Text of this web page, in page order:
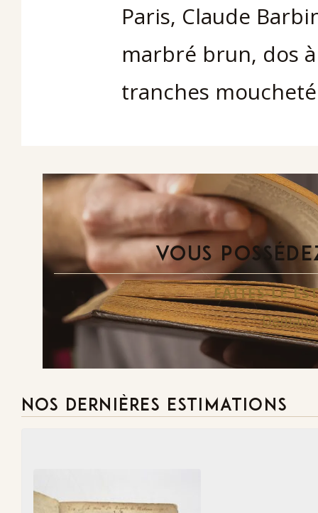
Paris, Claude
marbré brun, dos
tranches
VOUS
FAITES-LE
NOS DERNIÈRES ESTIMATIONS